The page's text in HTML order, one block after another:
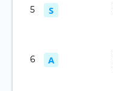
5 S
6 A